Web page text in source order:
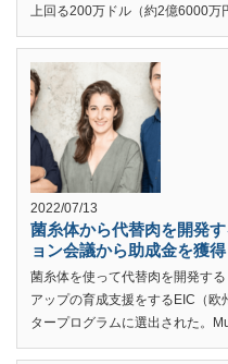
上回る200万ドル（約2億6000万
2022/07/13
菌糸体から代替肉を開発
ョン会議から助成金を獲得
菌糸体を使って代替肉を開発す
アップの育成支援をするEIC（
タープログラムに選出された。